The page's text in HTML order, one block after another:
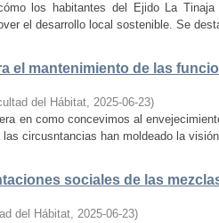
los habitantes del Ejido La
el desarrollo local sostenible. Se
el mantenimiento de las
del Hábitat, 2025-06-23)
en como concevimos al
circusntancias han moldeado la
sociales de las
del Hábitat, 2025-06-23)